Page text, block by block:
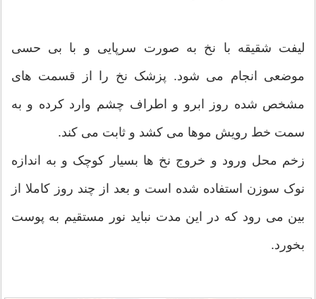
لیفت شقیقه با نخ به صورت سرپایی و با بی حسی
موضعی انجام می شود. پزشک نخ را از قسمت های
مشخص شده روز ابرو و اطراف چشم وارد کرده و به
سمت خط رویش موها می کشد و ثابت می کند.
زخم محل ورود و خروج نخ ها بسیار کوچک و به اندازه
نوک سوزن استفاده شده است و بعد از چند روز کاملا از
بین می رود که در این مدت نباید نور مستقیم به پوست
بخورد.